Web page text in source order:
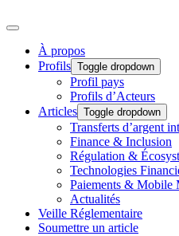
À propos
Profils Toggle dropdown
Profil pays
Profils d’Acteurs
Articles Toggle dropdown
Transferts d’argent
Finance & Inclusion
Régulation &
Technologies
Paiements & Mobile
Actualités
Veille Réglementaire
Soumettre un article